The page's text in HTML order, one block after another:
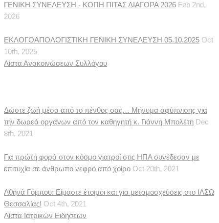
ΓΕΝΙΚΗ ΣΥΝΕΛΕΥΣΗ - ΚΟΠΗ ΠΙΤΑΣ ΔΙΑΓΟΡΑ 2026 Feb 2nd,
2026
ΕΚΛΟΓΟΑΠΟΛΟΓΙΣΤΙΚΗ ΓΕΝΙΚΗ ΣΥΝΕΛΕΥΣΗ 05.10.2025 Oct
10th, 2025
Λίστα Ανακοινώσεων Συλλόγου
Δώστε ζωή μέσα από το πένθος σας… Μήνυμα αφύπνισης για
την δωρεά οργάνων από τον καθηγητή κ. Γιάννη Μπολέτη Dec
8th, 2021
Για πρώτη φορά στον κόσμο γιατροί στις ΗΠΑ συνέδεσαν με
επιτυχία σε άνθρωπο νεφρό από χοίρο Oct 20th, 2021
Αθηνά Γόμπου: Είμαστε έτοιμοι και για μεταμοσχεύσεις στο ΙΑΣΩ
Θεσσαλίας! Oct 4th, 2021
Λίστα Ιατρικών Ειδήσεων